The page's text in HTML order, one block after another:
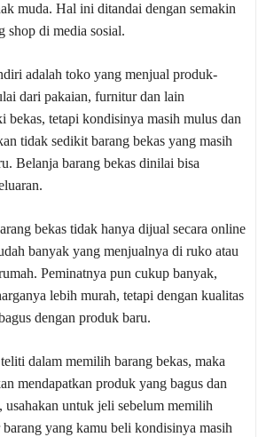
muda. Hal ini ditandai dengan semakin
shop di media sosial.
adalah toko yang menjual produk-
dari pakaian, furnitur dan lain
bekas, tetapi kondisinya masih mulus dan
tidak sedikit barang bekas yang masih
Belanja barang bekas dinilai bisa
bekas tidak hanya dijual secara online
banyak yang menjualnya di ruko atau
Peminatnya pun cukup banyak,
lebih murah, tetapi dengan kualitas
dengan produk baru.
dalam memilih barang bekas, maka
mendapatkan produk yang bagus dan
usahakan untuk jeli sebelum memilih
yang kamu beli kondisinya masih